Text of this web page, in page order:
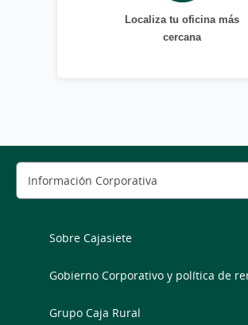
Localiza tu oficina más
cercana
Sobre Cajasiete
Gobierno Corporativo y política de
Grupo Caja Rural